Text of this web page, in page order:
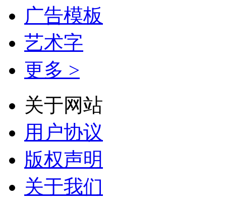
广告模板
艺术字
更多 >
关于网站
用户协议
版权声明
关于我们